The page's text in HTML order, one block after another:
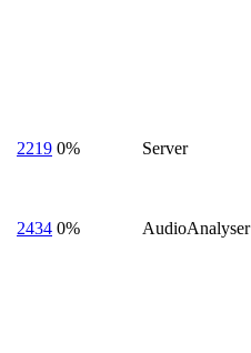
2219 0% Server
2434 0% AudioAnalyser